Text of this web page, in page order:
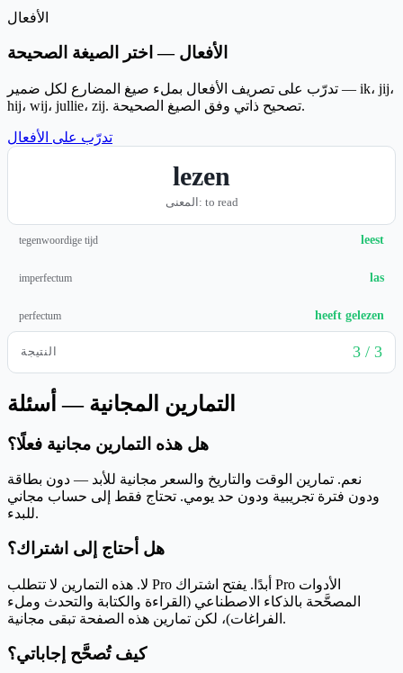
الأفعال
الأفعال — اختر الصيغة الصحيحة
تدرّب على تصريف الأفعال بملء صيغ المضارع لكل ضمير — ik، jij،
hij، wij، jullie، zij. تصحيح ذاتي وفق الصيغ الصحيحة.
تدرّب على الأفعال
lezen
المعنى : to read
tegenwoordige tijd leest
imperfectum las
perfectum heeft gelezen
النتيجة 3 / 3
التمارين المجانية — أسئلة
هل هذه التمارين مجانية فعلًا؟
نعم. تمارين الوقت والتاريخ والسعر مجانية للأبد — دون بطاقة
ودون فترة تجريبية ودون حد يومي. تحتاج فقط إلى حساب مجاني
للبدء.
هل أحتاج إلى اشتراك؟
لا. هذه التمارين لا تتطلب Pro أبدًا. يفتح اشتراك Pro الأدوات
المصحَّحة بالذكاء الاصطناعي (القراءة والكتابة والتحدث وملء
الفراغات)، لكن تمارين هذه الصفحة تبقى مجانية.
كيف تُصحَّح إجاباتي؟